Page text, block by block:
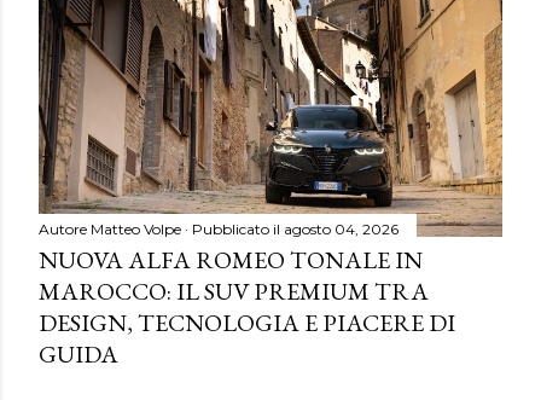
Autore Matteo Volpe Pubblicato il agosto 04, 2026
NUOVA ALFA ROMEO TONALE IN
MAROCCO: IL SUV PREMIUM TRA
DESIGN, TECNOLOGIA E PIACERE DI
GUIDA